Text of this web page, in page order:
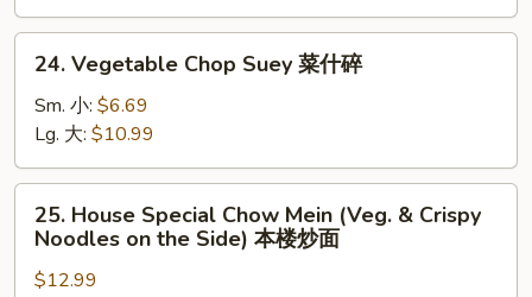
&
Crispy
Noodles
the
菜
Vegetable
Chop
Suey
菜
什
24. Vegetable Chop Suey 菜什碎
Sm. 小: $6.69
Lg. 大: $10.99
House
Special
Chow
25. House Special Chow Mein (Veg. & Crispy
Noodles on the Side) 本楼炒面
$12.99